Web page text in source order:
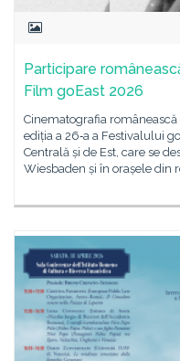
Participare
Film goEast 2026
Cinematografia
ediția a 26‑a a Festivalului
Centrală și de Est, care se
Wiesbaden și în orașele din